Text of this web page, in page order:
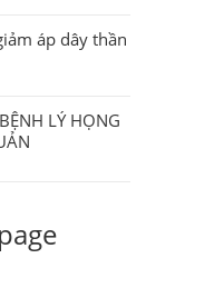
áp dây thần
LÝ HỌNG